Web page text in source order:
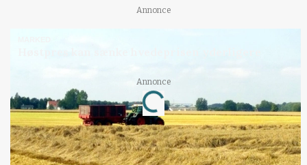
Annonce
Annonce
Loading...